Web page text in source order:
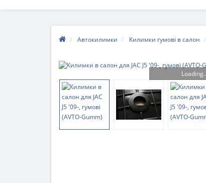
Автокилимки Килимки гумові в салон